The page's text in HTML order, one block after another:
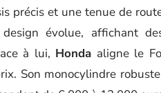
précis et une tenue de
évolue, affichant
à lui, Honda aligne le
Son monocylindre